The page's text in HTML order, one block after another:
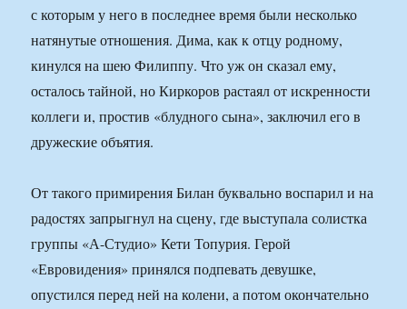
с которым у него в последнее время были несколько
натянутые отношения. Дима, как к отцу родному,
кинулся на шею Филиппу. Что уж он сказал ему,
осталось тайной, но Киркоров растаял от искренности
коллеги и, простив «блудного сына», заключил его в
дружеские объятия.
От такого примирения Билан буквально воспарил и на
радостях запрыгнул на сцену, где выступала солистка
группы «А-Студио» Кети Топурия. Герой
«Евровидения» принялся подпевать девушке,
опустился перед ней на колени, а потом окончательно